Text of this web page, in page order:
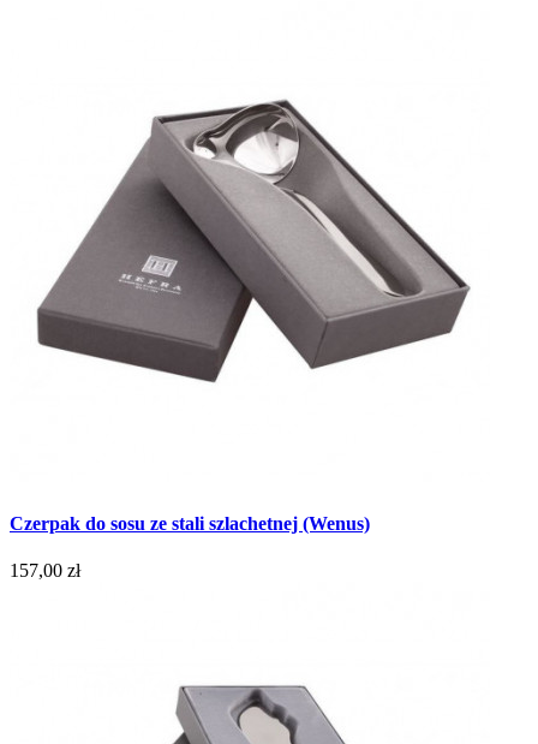
Czerpak do sosu ze stali szlachetnej (Wenus)
157,00 zł